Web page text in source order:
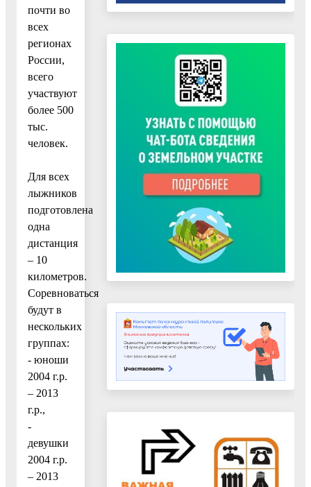
почти во
всех
регионах
России,
всего
участвуют
более 500
тыс.
человек.
Для всех
лыжников
подготовлена
одна
дистанция
– 10
километров.
Соревноваться
будут в
нескольких
группах:
- юноши
2004 г.р.
– 2013
г.р.,
-
девушки
2004 г.р.
– 2013